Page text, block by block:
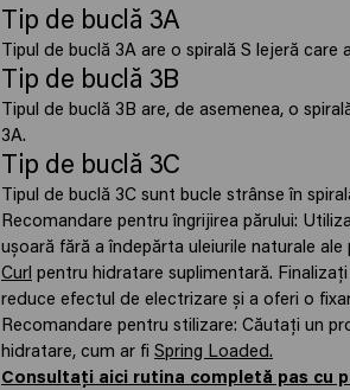
Tip de buclă 3A
Tipul de buclă 3A are o spirală S lejeră
Tip de buclă 3B
Tipul de buclă 3B are, de asemenea, o
3A.
Tip de buclă 3C
Tipul de buclă 3C sunt bucle strânse în
Recomandare pentru îngrijirea părului:
ușoară fără a îndepărta uleiurile naturale
Curl pentru hidratare suplimentară.
reduce efectul de electrizare și a oferi o
Recomandare pentru stilizare: Căutați un
hidratare, cum ar fi Spring Loaded.
Consultați aici rutina completă pas cu